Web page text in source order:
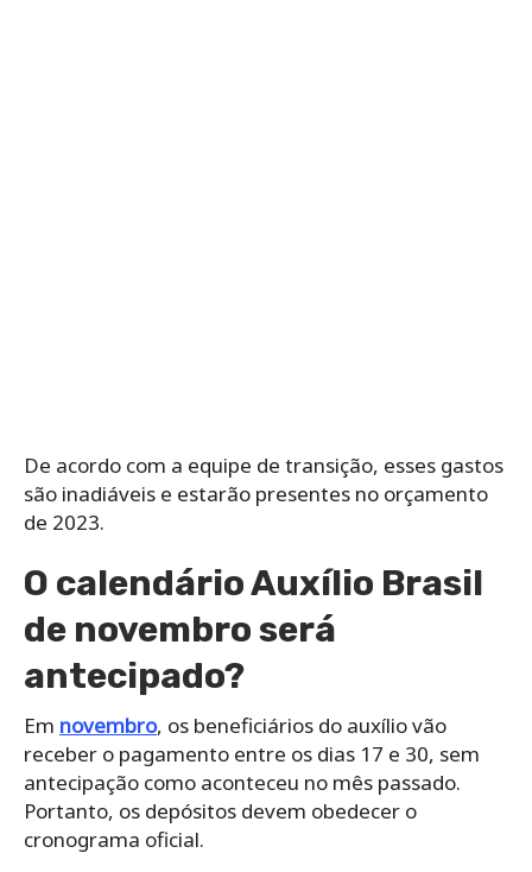
De acordo com a equipe de transição, esses gastos
são inadiáveis e estarão presentes no orçamento
de 2023.
O calendário Auxílio Brasil
de novembro será
antecipado?
Em novembro, os beneficiários do auxílio vão
receber o pagamento entre os dias 17 e 30, sem
antecipação como aconteceu no mês passado.
Portanto, os depósitos devem obedecer o
cronograma oficial.